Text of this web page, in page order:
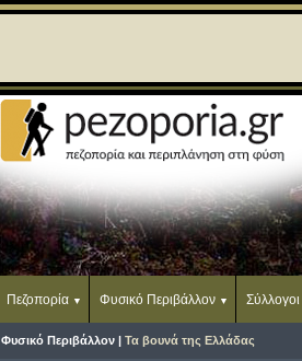
Πεζοπορία Φυσικό Περιβάλλον Σύλλογοι
Φυσικό Περιβάλλον | Τα βουνά της Ελλάδας